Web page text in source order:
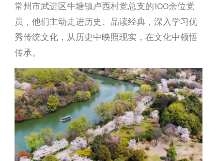
常州市武进区牛塘镇卢西村党总支的100余位党
员，他们主动走进历史、品读经典，深入学习优
秀传统文化，从历史中映照现实，在文化中领悟
传承。